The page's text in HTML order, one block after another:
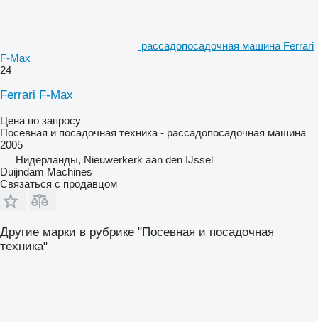
рассадопосадочная машина Ferrari
F-Max
24
Ferrari F-Max
Цена по запросу
Посевная и посадочная техника - рассадопосадочная машина
2005
Нидерланды, Nieuwerkerk aan den IJssel
Duijndam Machines
Связаться с продавцом
Другие марки в рубрике "Посевная и посадочная
техника"